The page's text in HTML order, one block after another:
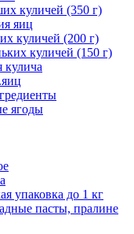
куличей (350 г)
яиц
куличей (200 г)
куличей (150 г)
кулича
ягоды
упаковка до 1 кг
пасты, пралине